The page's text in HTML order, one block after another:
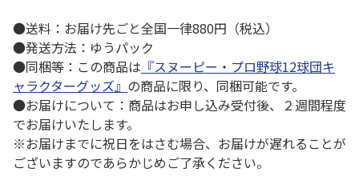
●送料：お届け先ごと全国一律880円（税込）
●発送方法：ゆうパック
●同梱等：この商品は 『スヌーピー・プロ野球12球団キ
ャラクターグッズ』 の商品に限り、同梱可能です。
●お届けについて：商品はお申し込み受付後、２週間程度
でお届けいたします。
※お届けまでに祝日をはさむ場合、お届けが遅れることが
ございますのであらかじめご了承ください。